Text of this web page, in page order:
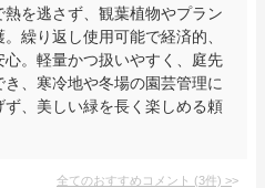
を逃さず、観葉植物やプラン
繰り返し使用可能で経済的、
。軽量かつ扱いやすく、庭先
、寒冷地や冬場の園芸管理に
、美しい緑を長く楽しめる頼
全てのおすすめコメント (3件) >